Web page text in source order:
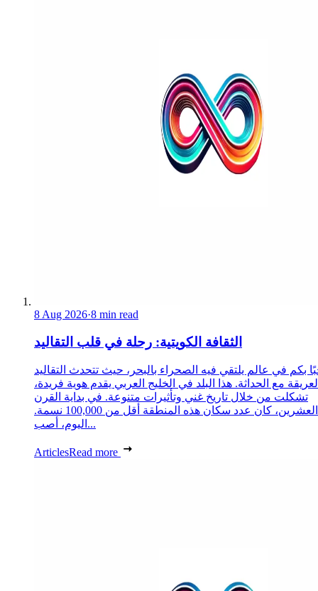
8 Aug 2026·8 min read
الثقافة الكويتية: رحلة في قلب التقاليد
بكم في عالم يلتقي فيه الصحراء بالبحر، حيث تتحدث التقاليد
مع الحداثة. هذا البلد في الخليج العربي يقدم هوية فريدة،
تشكلت من خلال تاريخ غني وتأثيرات متنوعة. في بداية القرن
العشرين، كان عدد سكان هذه المنطقة أقل من 100,000 نسمة.
اليوم، أصب...
ArticlesRead more